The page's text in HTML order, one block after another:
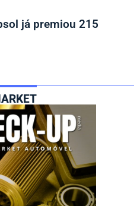
já premiou 215